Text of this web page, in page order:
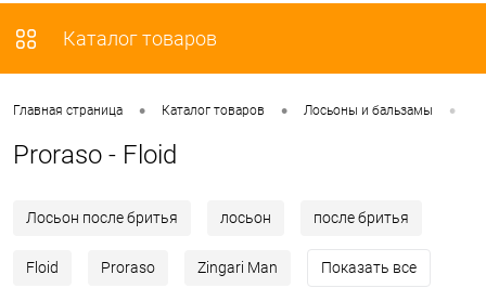
Каталог товаров
Главная страница • Каталог товаров • Лосьоны и бальзамы •
Proraso - Floid
Лосьон после бритья лосьон после бритья
Floid Proraso Zingari Man Показать все